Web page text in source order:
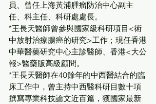
員、曾任上海黃浦腫瘤防治中心副主
任、科主任、科研處處長。
*王長天醫師曾參與國家級科研項目<術
中放射治療腸癌的研究>工作；現任香港
中華醫藥研究中心主診醫師、香港<大公
報>醫藥版高級顧問。
*王長天醫師在40餘年的中西醫結合的臨
床工作中，曾主持中西醫科研目數十項
撰寫專業科技論文近百篇，獲國家最新